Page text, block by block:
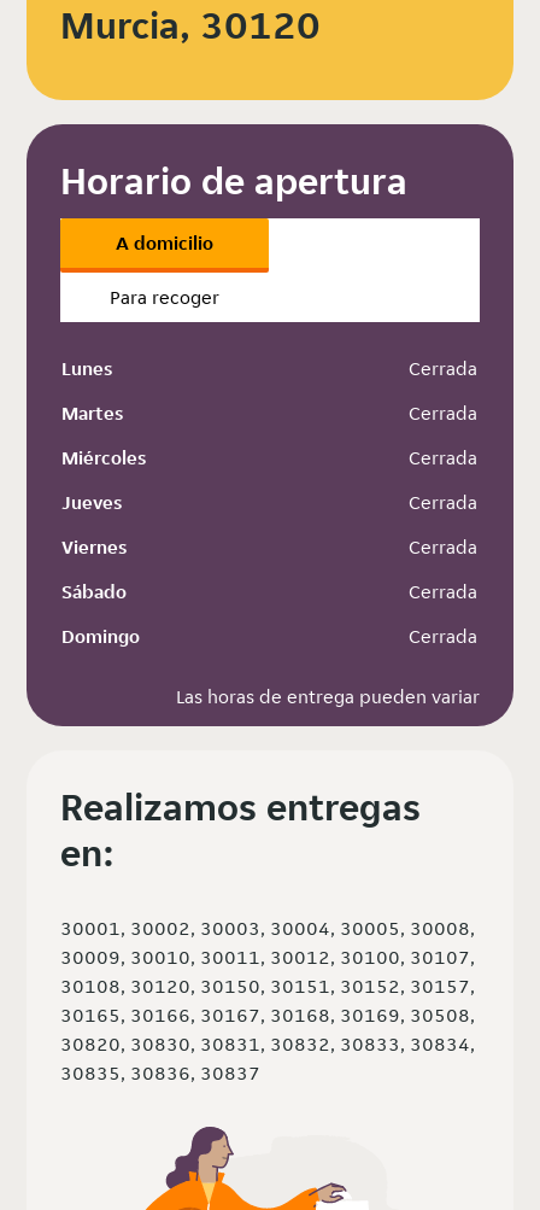
Murcia, 30120
Horario de apertura
A domicilio
Para recoger
Lunes
Cerrada
Martes
Cerrada
Miércoles
Cerrada
Jueves
Cerrada
Viernes
Cerrada
Sábado
Cerrada
Domingo
Cerrada
Las horas de entrega pueden variar
Realizamos entregas
en:
30001, 30002, 30003, 30004, 30005, 30008,
30009, 30010, 30011, 30012, 30100, 30107,
30108, 30120, 30150, 30151, 30152, 30157,
30165, 30166, 30167, 30168, 30169, 30508,
30820, 30830, 30831, 30832, 30833, 30834,
30835, 30836, 30837